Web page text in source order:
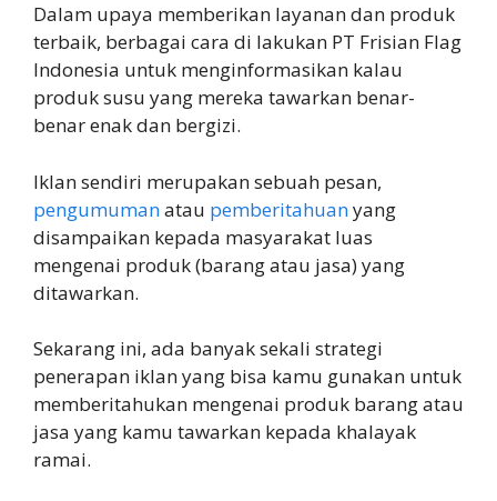
Dalam upaya memberikan layanan dan produk
terbaik, berbagai cara di lakukan PT Frisian Flag
Indonesia untuk menginformasikan kalau
produk susu yang mereka tawarkan benar-
benar enak dan bergizi.
Iklan sendiri merupakan sebuah pesan,
pengumumanatau pemberitahuanyang
disampaikan kepada masyarakat luas
mengenai produk (barang atau jasa) yang
ditawarkan.
Sekarang ini, ada banyak sekali strategi
penerapan iklan yang bisa kamu gunakan untuk
memberitahukan mengenai produk barang atau
jasa yang kamu tawarkan kepada khalayak
ramai.